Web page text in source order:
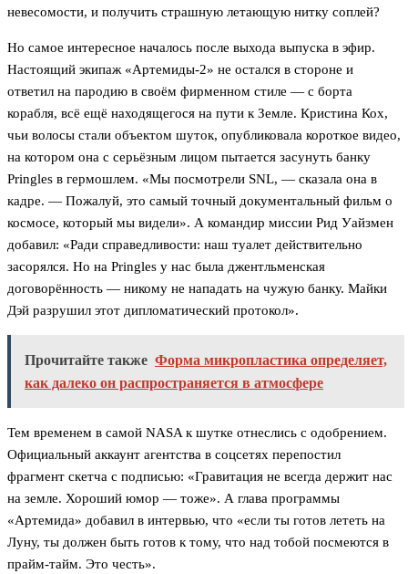
невесомости, и получить страшную летающую нитку соплей?
Но самое интересное началось после выхода выпуска в эфир.
Настоящий экипаж «Артемиды-2» не остался в стороне и
ответил на пародию в своём фирменном стиле — с борта
корабля, всё ещё находящегося на пути к Земле. Кристина Кох,
чьи волосы стали объектом шуток, опубликовала короткое видео,
на котором она с серьёзным лицом пытается засунуть банку
Pringles в гермошлем. «Мы посмотрели SNL, — сказала она в
кадре. — Пожалуй, это самый точный документальный фильм о
космосе, который мы видели». А командир миссии Рид Уайзмен
добавил: «Ради справедливости: наш туалет действительно
засорялся. Но на Pringles у нас была джентльменская
договорённость — никому не нападать на чужую банку. Майки
Дэй разрушил этот дипломатический протокол».
Прочитайте также Форма микропластика определяет,
как далеко он распространяется в атмосфере
Тем временем в самой NASA к шутке отнеслись с одобрением.
Официальный аккаунт агентства в соцсетях перепостил
фрагмент скетча с подписью: «Гравитация не всегда держит нас
на земле. Хороший юмор — тоже». А глава программы
«Артемида» добавил в интервью, что «если ты готов лететь на
Луну, ты должен быть готов к тому, что над тобой посмеются в
прайм-тайм. Это честь».